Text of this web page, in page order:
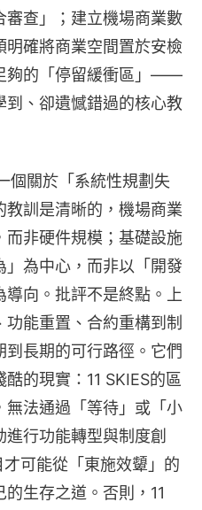
查」；建立機場商業數
確將商業空間置於安檢
夠的「停留緩衝區」——
、卻遺憾錯過的核心教
個關於「系統性規劃失
訓是清晰的，機場商業
而非硬件規模；基礎設施
」為中心，而非以「開發
向。批評不是終點。上
能重置、合約重構到制
長期的可行路徑。它們
的現實：11 SKIES的區
無法通過「等待」或「小
行功能轉型與制度創
可能從「東施效顰」的
生存之道。否則，11